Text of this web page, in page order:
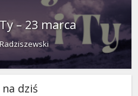
– 23 marca
dziś